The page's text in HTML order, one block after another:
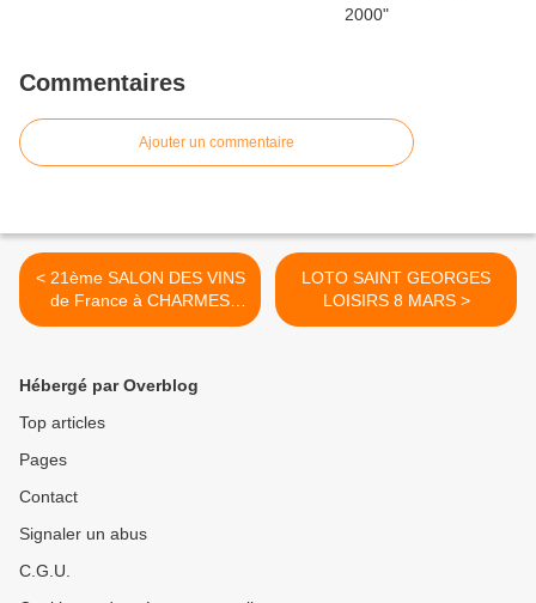
Commentaires
Ajouter un commentaire
< 21ème SALON DES VINS
de France à CHARMES
SUR RHONE
LOTO SAINT GEORGES
LOISIRS 8 MARS >
Hébergé par Overblog
Top articles
Pages
Contact
Signaler un abus
C.G.U.